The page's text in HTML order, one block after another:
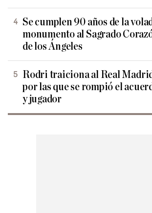
Se cumplen 90 años de la
monumento al Sagrado
de los Ángeles
Rodri traiciona al Real
por las que se rompió el
y jugador